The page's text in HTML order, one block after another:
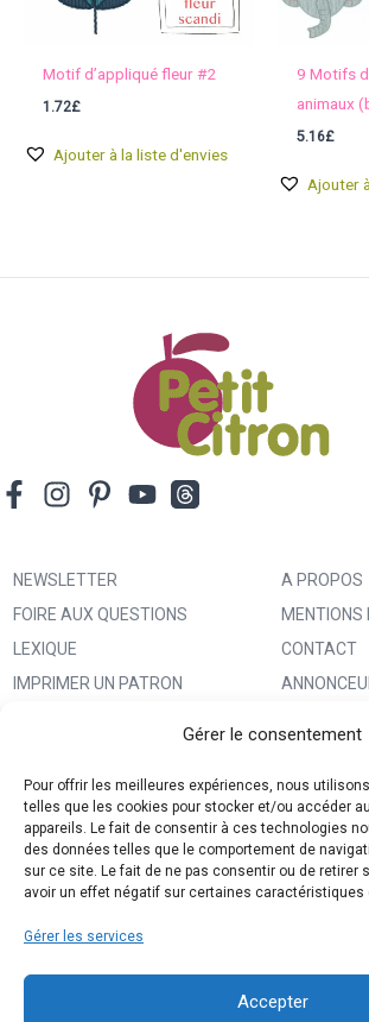
Gérer le consentement
Pour offrir les meilleures expériences, nous
telles que les cookies pour stocker et/ou accéder
appareils. Le fait de consentir à ces technologies
des données telles que le comportement de
sur ce site. Le fait de ne pas consentir ou de retirer
avoir un effet négatif sur certaines caractéristiques
Gérer les services
Accepter
Motif d’appliqué fleur #2
1.72£
Ajouter à la liste d'envies
9 Motifs
animaux
5.16£
Ajouter
NEWSLETTER
FOIRE AUX QUESTIONS
LEXIQUE
IMPRIMER UN PATRON
A PROPOS
MENTIONS
CONTACT
POLITIQUE
ET
(RGPD)
POLITIQUE